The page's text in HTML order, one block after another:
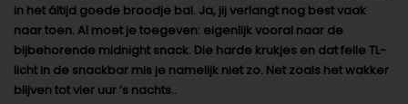
in het áltijd goede broodje bal. Ja, jij verlangt nog best vaak
naar toen. Al moet je toegeven: eigenlijk vooral naar de
bijbehorende midnight snack. Die harde krukjes en dat felle TL-
licht in de snackbar mis je namelijk niet zo. Net zoals het wakker
blijven tot vier uur ’s nachts..